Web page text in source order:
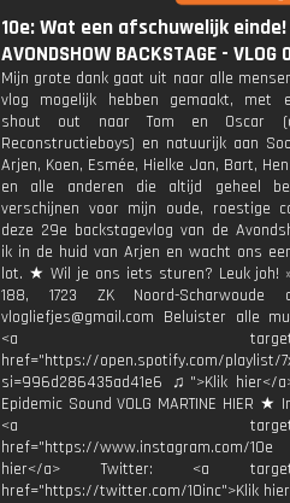
10e: Wat een afschuwelijk einde!
AVONDSHOW BACKSTAGE - VLOG
Mijn grote dank gaat uit naar alle
vlog mogelijk hebben gemaakt, met
shout out naar Tom en Oscar
Reconstructieboys) en natuurijk aan
Arjen, Koen, Esmée, Hielke Jan, Bart,
en alle anderen die altijd geheel
verschijnen voor mijn oude, roestige
deze 29e backstagevlog van de
ik in de huid van Arjen en wacht ons
lot. ★ Wil je ons iets sturen? Leuk joh!
188, 1723 ZK Noord-Scharwoude
vlogliefjes@gmail.com Beluister alle
<a
href="https://open.spotify.com/playlist/
si=996d286435ad41e6 ♫">Klik hier</
Epidemic Sound VOLG MARTINE HIER ★
<a
href="https://www.instagram.com/
hier</a> Twitter: <a
href="https://twitter.com/10inc">Klik